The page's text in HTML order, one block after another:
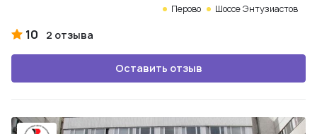
Перово Шоссе Энтузиастов
10 2 отзыва
Оставить отзыв